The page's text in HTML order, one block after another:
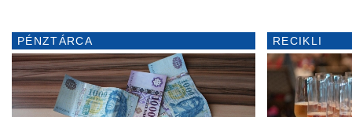
PÉNZTÁRCA RECIKLI